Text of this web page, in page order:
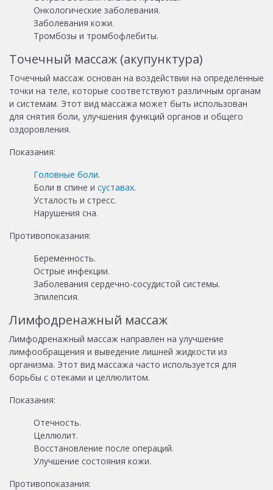
Онкологические заболевания.
Заболевания кожи.
Тромбозы и тромбофлебиты.
Точечный массаж (акупунктура)
Точечный массаж основан на воздействии на определенные
точки на теле, которые соответствуют различным органам
и системам. Этот вид массажа может быть использован
для снятия боли, улучшения функций органов и общего
оздоровления.
Показания:
Головные боли.
Боли в спине и суставах.
Усталость и стресс.
Нарушения сна.
Противопоказания:
Беременность.
Острые инфекции.
Заболевания сердечно-сосудистой системы.
Эпилепсия.
Лимфодренажный массаж
Лимфодренажный массаж направлен на улучшение
лимфообращения и выведение лишней жидкости из
организма. Этот вид массажа часто используется для
борьбы с отеками и целлюлитом.
Показания:
Отечность.
Целлюлит.
Восстановление после операций.
Улучшение состояния кожи.
Противопоказания: